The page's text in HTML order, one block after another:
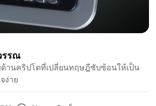
รรณ
านคริปโตที่เปลี่ยนทฤษฎีซับซ้อนให้เป็น
ง่าย